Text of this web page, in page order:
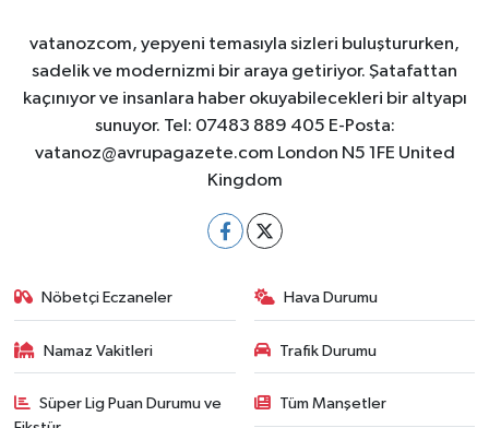
vatanozcom, yepyeni temasıyla sizleri buluştururken,
sadelik ve modernizmi bir araya getiriyor. Şatafattan
kaçınıyor ve insanlara haber okuyabilecekleri bir altyapı
sunuyor. Tel: 07483 889 405 E-Posta:
vatanoz@avrupagazete.com London N5 1FE United
Kingdom
Nöbetçi Eczaneler Hava Durumu
Namaz Vakitleri Trafik Durumu
Süper Lig Puan Durumu ve
Tüm Manşetler